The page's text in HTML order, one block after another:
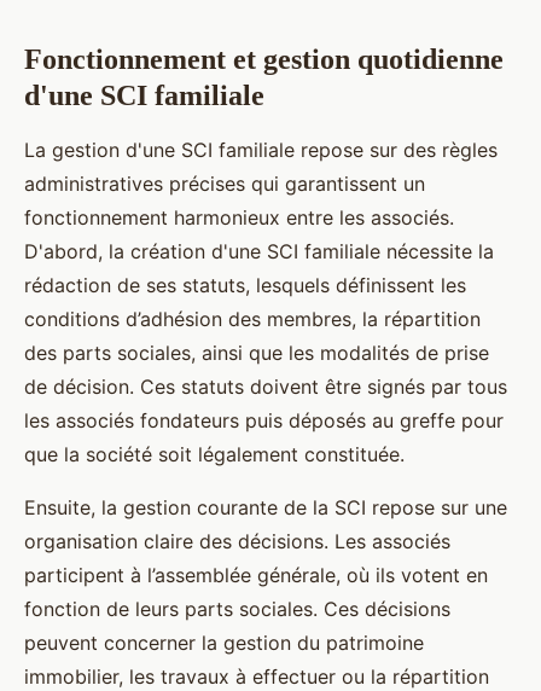
Fonctionnement et gestion quotidienne
d'une SCI familiale
La gestion d'une SCI familiale repose sur des règles
administratives précises qui garantissent un
fonctionnement harmonieux entre les associés.
D'abord, la création d'une SCI familiale nécessite la
rédaction de ses statuts, lesquels définissent les
conditions d’adhésion des membres, la répartition
des parts sociales, ainsi que les modalités de prise
de décision. Ces statuts doivent être signés par tous
les associés fondateurs puis déposés au greffe pour
que la société soit légalement constituée.
Ensuite, la gestion courante de la SCI repose sur une
organisation claire des décisions. Les associés
participent à l’assemblée générale, où ils votent en
fonction de leurs parts sociales. Ces décisions
peuvent concerner la gestion du patrimoine
immobilier, les travaux à effectuer ou la répartition